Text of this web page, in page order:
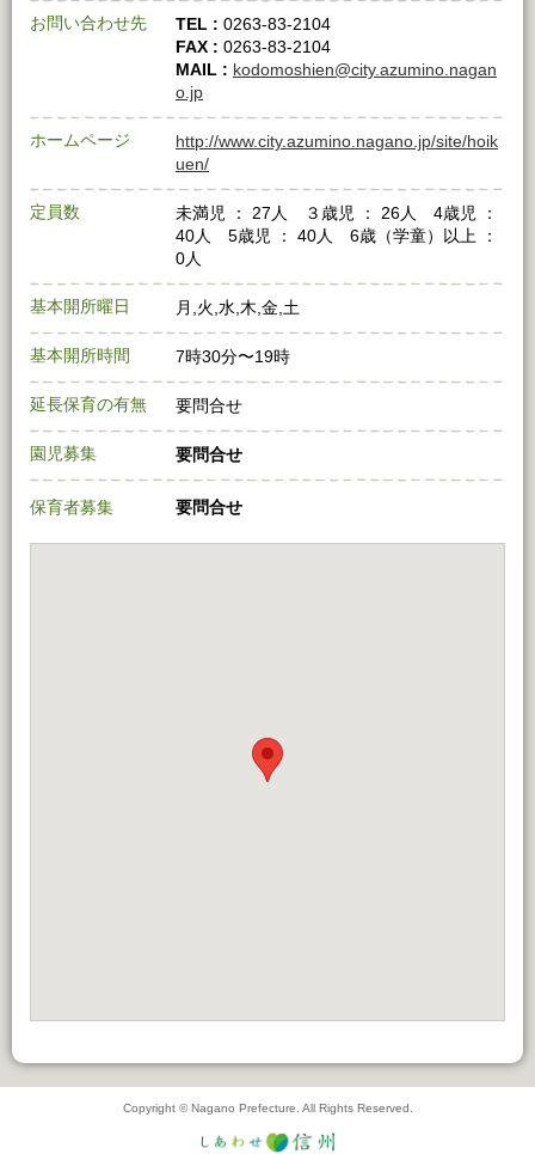
お問い合わせ先 TEL : 0263-83-2104
FAX : 0263-83-2104
MAIL : kodomoshien@city.azumino.nagan
o.jp
ホームページ
http://www.city.azumino.nagano.jp/site/hoik
uen/
定員数
未満児 ： 27人 ３歳児 ： 26人 4歳児 ：
40人 5歳児 ： 40人 6歳（学童）以上 ：
0人
基本開所曜日 月,火,水,木,金,土
基本開所時間 7時30分〜19時
延長保育の有無 要問合せ
園児募集 要問合せ
保育者募集 要問合せ
Copyright © Nagano Prefecture. All Rights Reserved.